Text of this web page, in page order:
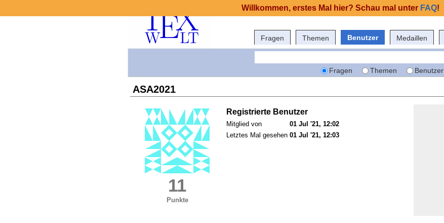
Fragen Themen Benutzer Medaillen
Fragen Themen Benutzer
ASA2021
11
Punkte
Registrierte Benutzer
Mitglied von
01 Jul '21, 12:02
Letztes Mal gesehen 01 Jul '21, 12:03
Willkommen, erstes Mal hier? Schau mal unter FAQ!